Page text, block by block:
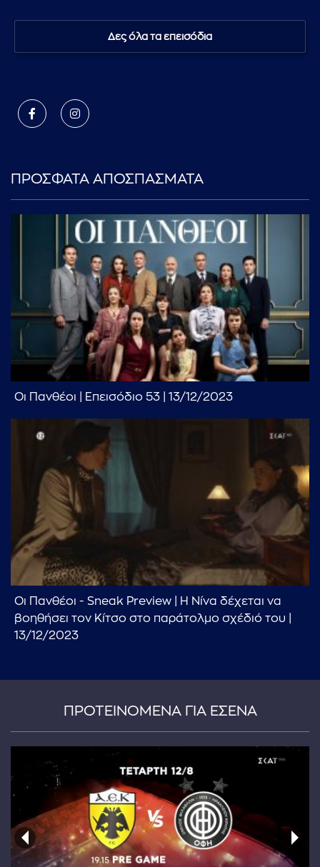
...πληκτρολογήστε κείμενο προς αναζήτηση
Δες όλα τα επεισόδια
ΠΡΟΣΦΑΤΑ ΑΠΟΣΠΑΣΜΑΤΑ
Οι Πανθέοι | Επεισόδιο 53 | 13/12/2023
Οι Πανθέοι - Sneak Preview | Η Νίνα δέχεται να
βοηθήσει τον Κίτσο στο παράτολμο σχέδιό του |
13/12/2023
ΠΡΟΤΕΙΝΟΜΕΝΑ ΓΙΑ ΕΣΕΝΑ